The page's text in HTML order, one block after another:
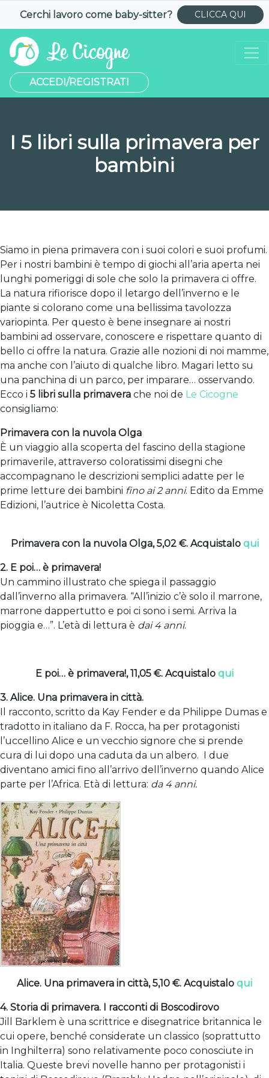
Cerchi lavoro come baby-sitter? CLICCA QUI
ACCEDI/REGISTRATI
I 5 libri sulla primavera per
bambini
Siamo in piena primavera con i suoi colori e suoi profumi.
Per i nostri bambini è tempo di giochi all’aria aperta nei
lunghi pomeriggi di sole che solo la primavera ci offre.
La natura rifiorisce dopo il letargo dell’inverno e le
piante si colorano come una bellissima tavolozza
variopinta. Per questo è bene insegnare ai nostri
bambini ad osservare, conoscere e rispettare quanto di
bello ci offre la natura. Grazie alle nozioni di noi mamme,
ma anche con l’aiuto di qualche libro. Magari letto su
una panchina di un parco, per imparare… osservando.
Ecco i 5 libri sulla primavera che noi de Le Cicogne
consigliamo:
Primavera con la nuvola Olga
È un viaggio alla scoperta del fascino della stagione
primaverile, attraverso coloratissimi disegni che
accompagnano le descrizioni semplici adatte per le
prime letture dei bambini fino ai 2 anni. Edito da Emme
Edizioni, l’autrice è Nicoletta Costa.
Primavera con la nuvola Olga, 5,02 €. Acquistalo qui
2. E poi… è primavera!
Un cammino illustrato che spiega il passaggio
dall’inverno alla primavera. “All’inizio c’è solo il marrone,
marrone dappertutto e poi ci sono i semi. Arriva la
pioggia e…”. L’età di lettura è dai 4 anni.
E poi… è primavera!, 11,05 €. Acquistalo qui
3. Alice. Una primavera in città.
Il racconto, scritto da Kay Fender e da Philippe Dumas e
tradotto in italiano da F. Rocca, ha per protagonisti
l’uccellino Alice e un vecchio signore che si prende
cura di lui dopo una caduta da un albero. I due
diventano amici fino all’arrivo dell’inverno quando Alice
parte per l’Africa. Età di lettura: da 4 anni.
Alice. Una primavera in città, 5,10 €. Acquistalo qui
4. Storia di primavera. I racconti di Boscodirovo
Jill Barklem è una scrittrice e disegnatrice britannica le
cui opere, benché considerate un classico (soprattutto
in Inghilterra) sono relativamente poco conosciute in
Italia. Queste brevi novelle hanno per protagonisti i